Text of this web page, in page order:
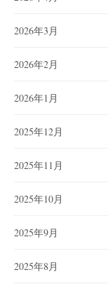
2026年3月
2026年2月
2026年1月
2025年12月
2025年11月
2025年10月
2025年9月
2025年8月